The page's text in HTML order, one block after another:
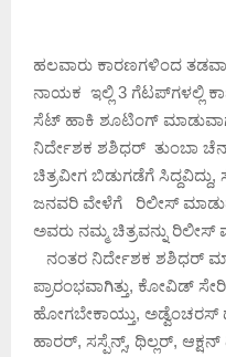
ಹಲವಾರು ಕಾರಣಗಳಿಂದ
ನಾಯಕ ಇಲ್ಲಿ 3 ಗೆಟಪ್‌ಗಳಲ್ಲಿ
ಸೆಟ್ ಹಾಕಿ ಶೂಟಿಂಗ್
ನಿರ್ದೇಶಕ ಶಶಿಧರ್ ತುಂಬಾ
ಚಿತ್ರವೀಗ ಬಿಡುಗಡೆಗೆ
ಜನವರಿ ವೇಳೆಗೆ ರಿಲೀಸ್
ಅವರು ನಮ್ಮ ಚಿತ್ರವನ್ನು ರಿಲೀಸ್
ನಂತರ ನಿರ್ದೇಶಕ ಶಶಿಧರ್
ಪ್ರಾರಂಭವಾಗಿತ್ತು, ಕೋವಿಡ್
ಹೋಗಬೇಕಾಯ್ತು, ಅಡ್ವೆಂಚರಸ್
ಹಾರರ್, ಸಸ್ಪೆನ್ಸ್, ಥಿಲ್ಲರ್,